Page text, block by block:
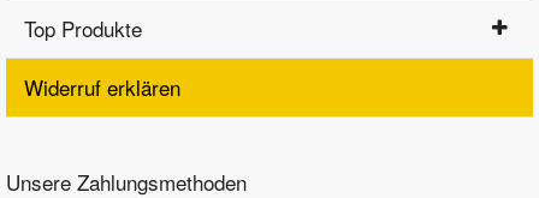
Top Produkte
Widerruf erklären
Unsere Zahlungsmethoden